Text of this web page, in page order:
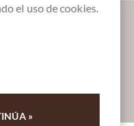
de entrada:
el uso de cookies.
»